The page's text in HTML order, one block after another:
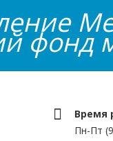
фонд
Время
Пн-Пт